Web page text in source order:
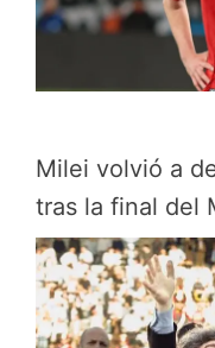
Milei volvió a
tras la final del